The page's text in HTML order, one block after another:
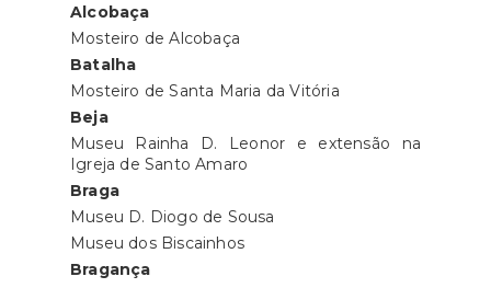
Alcobaça
Mosteiro de Alcobaça
Batalha
Mosteiro de Santa Maria da Vitória
Beja
Museu Rainha D. Leonor e extensão na
Igreja de Santo Amaro
Braga
Museu D. Diogo de Sousa
Museu dos Biscainhos
Bragança